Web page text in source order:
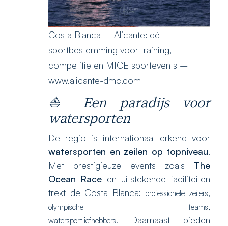
Costa Blanca – Alicante: dé
sportbestemming voor training,
competitie en MICE sportevents –
www.alicante-dmc.com
⛵ Een paradijs voor
watersporten
De regio is internationaal erkend voor
watersporten en zeilen op topniveau.
Met prestigieuze events zoals The
Ocean Race en uitstekende faciliteiten
trekt de Costa Blanca: professionele zeilers,
olympische teams,
watersportliefhebbers.
Daarnaast bieden